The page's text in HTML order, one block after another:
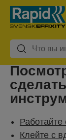
Клейте с